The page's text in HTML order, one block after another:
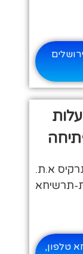
א.ת.
תרשיחא
טלפון,